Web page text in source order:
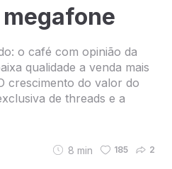
o café com opinião da
qualidade a venda mais
crescimento do valor do
de threads e a
8 min 185 2